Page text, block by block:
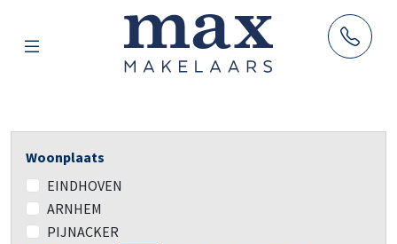
AANBOD
HUUR
VERKOOP
AANKOOP
Woonplaats
EINDHOVEN
ARNHEM
PIJNACKER